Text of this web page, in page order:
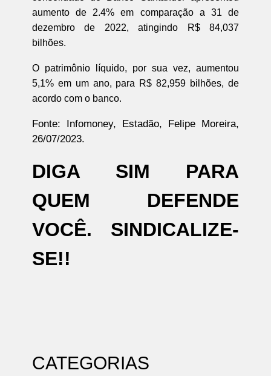
aumento de 2.4% em comparação a 31 de
dezembro de 2022, atingindo R$ 84,037
bilhões.
O patrimônio líquido, por sua vez, aumentou
5,1% em um ano, para R$ 82,959 bilhões, de
acordo com o banco.
Fonte: Infomoney, Estadão, Felipe Moreira,
26/07/2023.
DIGA SIM PARA
QUEM DEFENDE
VOCÊ. SINDICALIZE-
SE!!
CATEGORIAS